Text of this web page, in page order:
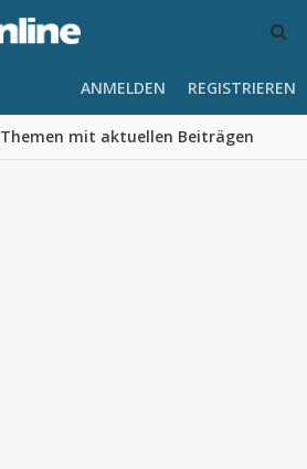
Themen mit aktuellen Beiträgen
ANMELDEN REGISTRIEREN